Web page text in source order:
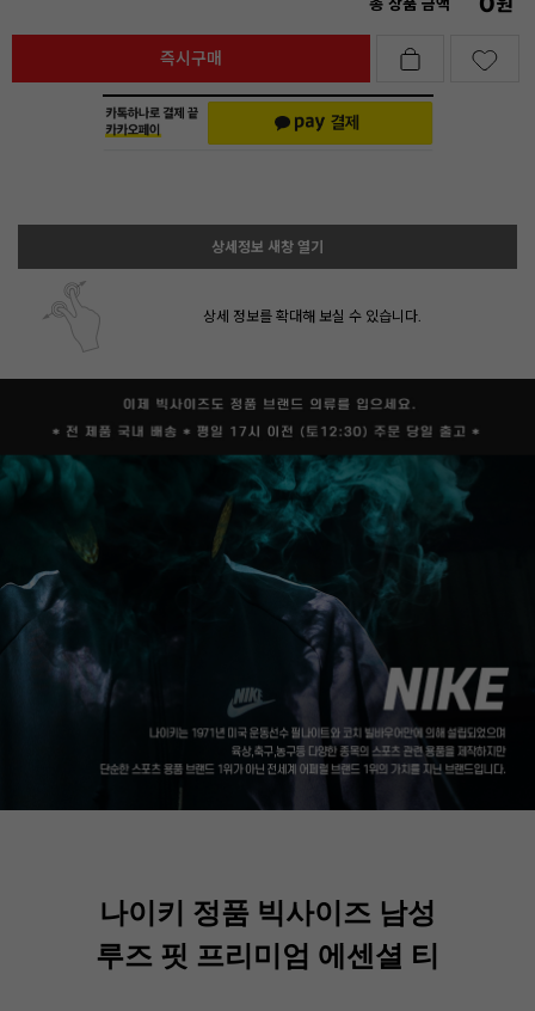
즉시구매
상세정보 새창 열기
상세 정보를 확대해 보실 수 있습니다.
나이키 정품 빅사이즈 남성
루즈 핏 프리미엄 에센셜 티